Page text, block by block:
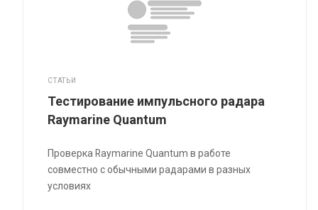
СТАТЬИ
Тестирование импульсного радара
Raymarine Quantum
Проверка Raymarine Quantum в работе
совместно с обычными радарами в разных
условиях